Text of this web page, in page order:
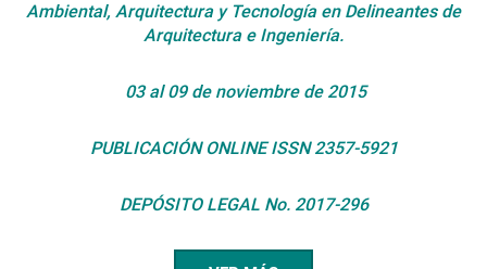
Ambiental, Arquitectura y Tecnología en Delineantes de
Arquitectura e Ingeniería.
03 al 09 de noviembre de 2015
PUBLICACIÓN ONLINE ISSN 2357-5921
DEPÓSITO LEGAL No. 2017-296